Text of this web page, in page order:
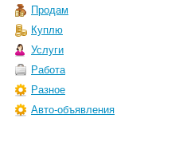
Продам
Куплю
Услуги
Работа
Разное
Авто-объявления